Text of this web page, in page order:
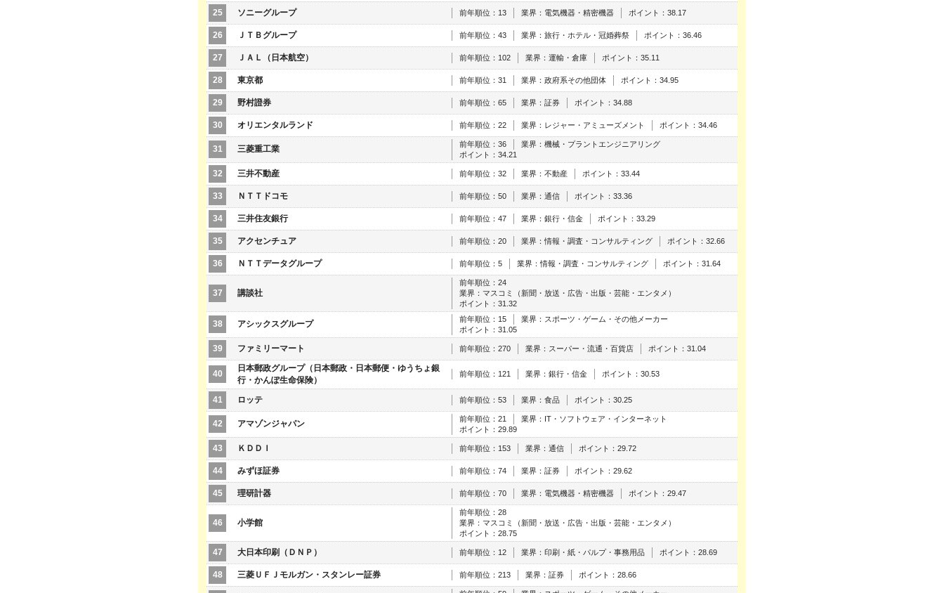
25 ソニーグループ 前年順位：13 業界：電気機器・精密機器 ポイント：38.17
26 ＪＴＢグループ 前年順位：43 業界：旅行・ホテル・冠婚葬祭 ポイント：36.46
27 ＪＡＬ（日本航空） 前年順位：102 業界：運輸・倉庫 ポイント：35.11
28 東京都 前年順位：31 業界：政府系その他団体 ポイント：34.95
29 野村證券 前年順位：65 業界：証券 ポイント：34.88
30 オリエンタルランド 前年順位：22 業界：レジャー・アミューズメント ポイント：34.46
31 三菱重工業 前年順位：36
業界：機械・プラントエンジニアリング
ポイント：34.21
32 三井不動産 前年順位：32 業界：不動産 ポイント：33.44
33 ＮＴＴドコモ 前年順位：50 業界：通信 ポイント：33.36
34 三井住友銀行 前年順位：47 業界：銀行・信金 ポイント：33.29
35 アクセンチュア 前年順位：20 業界：情報・調査・コンサルティング ポイント：32.66
36 ＮＴＴデータグループ 前年順位：5 業界：情報・調査・コンサルティング ポイント：31.64
37 講談社
前年順位：24
業界：マスコミ（新聞・放送・広告・出版・芸能・エンタメ）
ポイント：31.32
38 アシックスグループ 前年順位：15
業界：スポーツ・ゲーム・その他メーカー
ポイント：31.05
39 ファミリーマート 前年順位：270 業界：スーパー・流通・百貨店 ポイント：31.04
40
日本郵政グループ（日本郵政・日本郵便・ゆうちょ銀
行・かんぽ生命保険）
前年順位：121 業界：銀行・信金 ポイント：30.53
41 ロッテ 前年順位：53 業界：食品 ポイント：30.25
42 アマゾンジャパン 前年順位：21
業界：IT・ソフトウェア・インターネット
ポイント：29.89
43 ＫＤＤＩ 前年順位：153 業界：通信 ポイント：29.72
44 みずほ証券 前年順位：74 業界：証券 ポイント：29.62
45 理研計器 前年順位：70 業界：電気機器・精密機器 ポイント：29.47
46 小学館
前年順位：28
業界：マスコミ（新聞・放送・広告・出版・芸能・エンタメ）
ポイント：28.75
47 大日本印刷（ＤＮＰ） 前年順位：12 業界：印刷・紙・パルプ・事務用品 ポイント：28.69
48 三菱ＵＦＪモルガン・スタンレー証券 前年順位：213 業界：証券 ポイント：28.66